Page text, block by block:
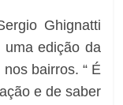
Ghignatti
uma edição da
bairros. “ É
e de saber